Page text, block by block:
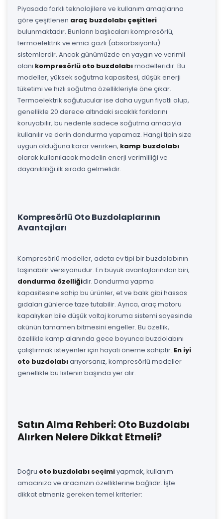
Piyasada farklı teknolojilere ve kullanım amaçlarına
göre çeşitlenen araç buzdolabı çeşitleri
bulunmaktadır. Bunların başlıcaları kompresörlü,
termoelektrik ve emici gazlı (absorbsiyonlu)
sistemlerdir. Ancak günümüzde en yaygın ve verimli
olanı kompresörlü oto buzdolabımodelleridir. Bu
modeller, yüksek soğutma kapasitesi, düşük enerji
tüketimi ve hızlı soğutma özellikleriyle öne çıkar.
Termoelektrik soğutucular ise daha uygun fiyatlı olup,
genellikle 20 derece altındaki sıcaklık farklarını
koruyabilir; bu nedenle sadece soğutma amacıyla
kullanılır ve derin dondurma yapamaz. Hangi tipin size
uygun olduğuna karar verirken, kamp buzdolabı
olarak kullanılacak modelin enerji verimliliği ve
dayanıklılığı ilk sırada gelmelidir.
Kompresörlü Oto Buzdolaplarının
Avantajları
Kompresörlü modeller, adeta ev tipi bir buzdolabının
taşınabilir versiyonudur. En büyük avantajlarından biri,
dondurma özelliğidir. Dondurma yapma
kapasitesine sahip bu ürünler, et ve balık gibi hassas
gıdaları günlerce taze tutabilir. Ayrıca, araç motoru
kapalıyken bile düşük voltaj koruma sistemi sayesinde
akünün tamamen bitmesini engeller. Bu özellik,
özellikle kamp alanında gece boyunca buzdolabını
çalıştırmak isteyenler için hayati öneme sahiptir. En iyi
oto buzdolabıarıyorsanız, kompresörlü modeller
genellikle bu listenin başında yer alır.
Satın Alma Rehberi: Oto Buzdolabı
Alırken Nelere Dikkat Etmeli?
Doğru oto buzdolabı seçimiyapmak, kullanım
amacınıza ve aracınızın özelliklerine bağlıdır. İşte
dikkat etmeniz gereken temel kriterler: